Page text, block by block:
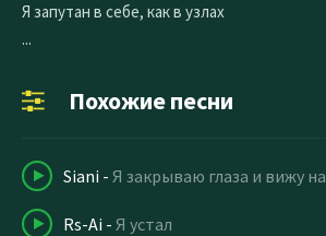
Я запутан в себе, как в узлах
...
Похожие песни
Siani - Я закрываю глаза и вижу
Rs-Ai - Я устал